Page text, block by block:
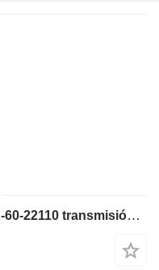
Nabtesco GM18VL-K-31/52 22B-60-22110 transmisión final para Komatsu PC130-8 PC138US-8 PC138USLC-8 excavadora